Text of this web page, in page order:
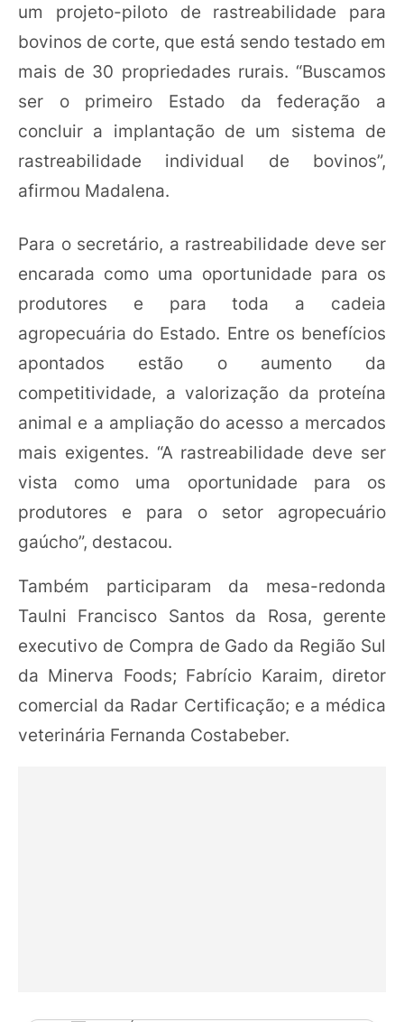
um projeto-piloto de rastreabilidade para
bovinos de corte, que está sendo testado em
mais de 30 propriedades rurais. “Buscamos
ser o primeiro Estado da federação a
concluir a implantação de um sistema de
rastreabilidade individual de bovinos”,
afirmou Madalena.
Para o secretário, a rastreabilidade deve ser
encarada como uma oportunidade para os
produtores e para toda a cadeia
agropecuária do Estado. Entre os benefícios
apontados estão o aumento da
competitividade, a valorização da proteína
animal e a ampliação do acesso a mercados
mais exigentes. “A rastreabilidade deve ser
vista como uma oportunidade para os
produtores e para o setor agropecuário
gaúcho”, destacou.
Também participaram da mesa-redonda
Taulni Francisco Santos da Rosa, gerente
executivo de Compra de Gado da Região Sul
da Minerva Foods; Fabrício Karaim, diretor
comercial da Radar Certificação; e a médica
veterinária Fernanda Costabeber.